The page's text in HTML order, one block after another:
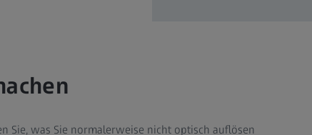
Sie, was Sie normalerweise nicht optisch auflösen